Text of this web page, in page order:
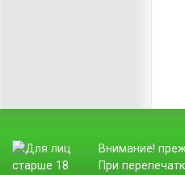
Внимание!
При